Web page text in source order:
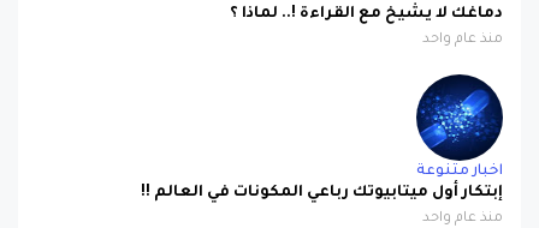
دماغك لا يشيخ مع القراءة !.. لماذا ؟
منذ عام واحد
اخبار متنوعة
إبتكار أول ميتابيوتك رباعي المكونات في العالم !!
منذ عام واحد